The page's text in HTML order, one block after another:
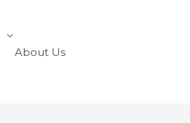
About Us